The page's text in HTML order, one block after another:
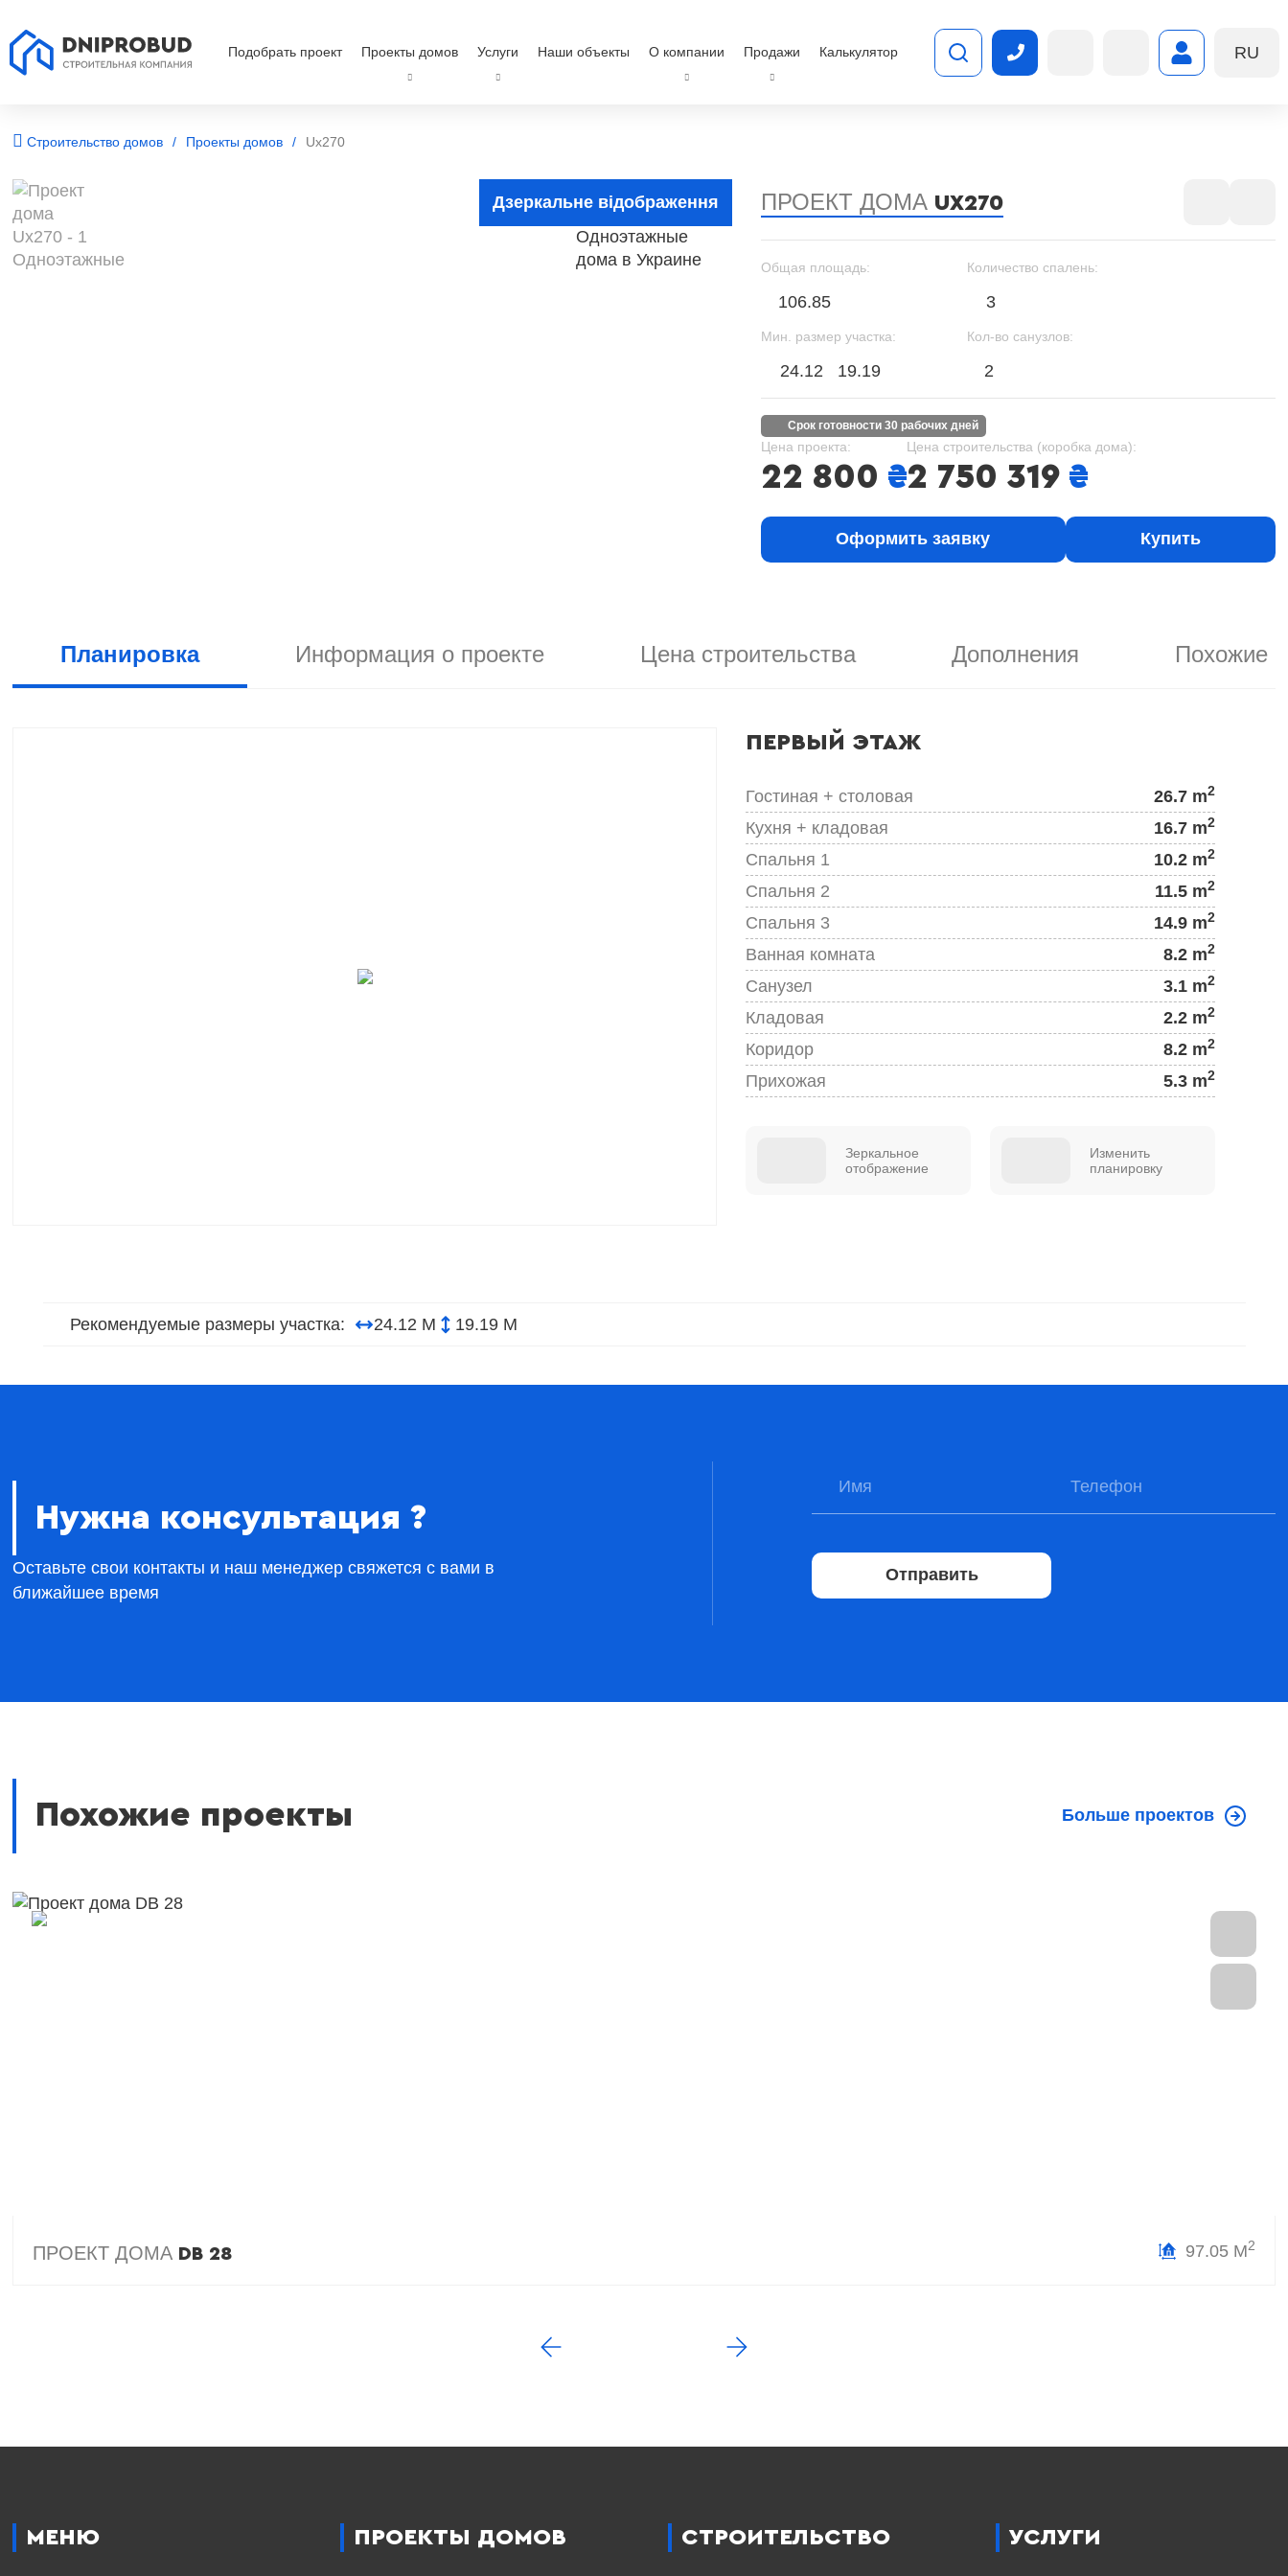
Подобрать проект Проекты домов Услуги Наши объекты О компании Продажи Калькулятор RU
Строительство домов Проекты домов Ux270
Дзеркальне відображення ПРОЕКТ ДОМА UX270
Общая площадь:
106.85
Количество спалень:
3
Мин. размер участка:
24.12 19.19
Кол-во санузлов:
2
срок готовности 30 рабочих дней
Цена проекта:
22 800 ₴
Цена строительства (коробка дома):
2 750 319 ₴
Оформить заявку Купить
Планировка Информация о проекте Цена строительства Дополнения Похожие
ПЕРВЫЙ ЭТАЖ
Гостиная + столовая 26.7 m2
Кухня + кладовая 16.7 m2
Спальня 1 10.2 m2
Спальня 2 11.5 m2
Спальня 3 14.9 m2
Ванная комната 8.2 m2
Санузел 3.1 m2
Кладовая 2.2 m2
Коридор 8.2 m2
Прихожая 5.3 m2
Зеркальное
отображение
Изменить
планировку
Рекомендуемые размеры участка: 24.12 М 19.19 М
Нужна консультация ?
Оставьте свои контакты и наш менеджер свяжется с вами в
ближайшее время
Отправить
Похожие проекты Больше проектов
ПРОЕКТ ДОМА DB 28 97.05 М2
МЕНЮ ПРОЕКТЫ ДОМОВ СТРОИТЕЛЬСТВО УСЛУГИ